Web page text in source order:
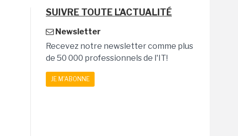
SUIVRE TOUTE L'ACTUALITÉ
Newsletter
Recevez notre newsletter comme plus
de 50 000 professionnels de l'IT!
JE M'ABONNE